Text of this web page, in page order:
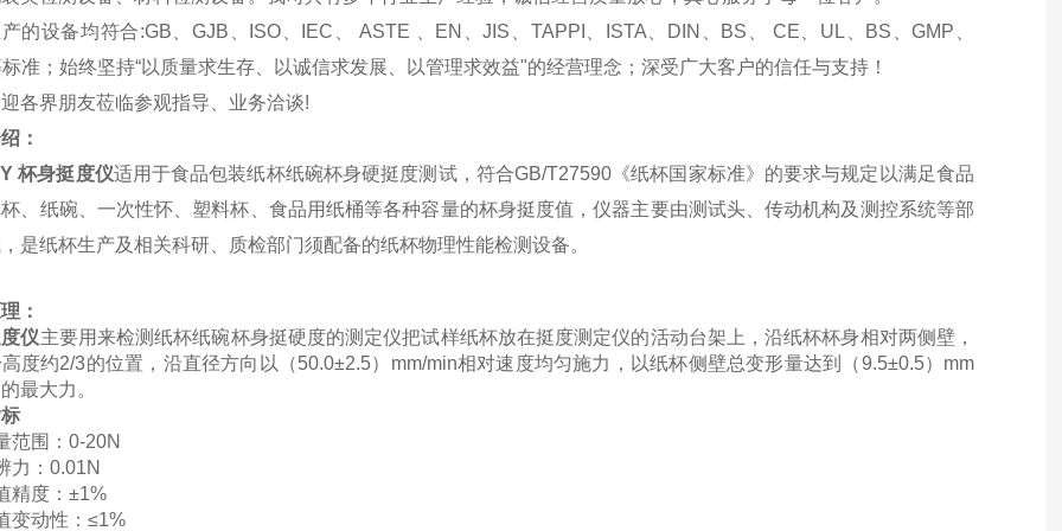
的设备均符合:GB、GJB、ISO、IEC、 ASTE 、EN、JIS、TAPPI、ISTA、DIN、BS、 CE、UL、BS、GMP、
准；始终坚持“以质量求生存、以诚信求发展、以管理求效益"的经营理念；深受广大客户的信任与支持！
各界朋友莅临参观指导、业务洽谈!
：
杯身挺度仪适用于食品包装纸杯纸碗杯身硬挺度测试，符合GB/T27590《纸杯国家标准》的要求与规定以满足食品
、纸碗、一次性怀、塑料杯、食品用纸桶等各种容量的杯身挺度值，仪器主要由测试头、传动机构及测控系统等部
是纸杯生产及相关科研、质检部门须配备的纸杯物理性能检测设备。
：
仪主要用来检测纸杯纸碗杯身挺硬度的测定仪把试样纸杯放在挺度测定仪的活动台架上，沿纸杯杯身相对两侧壁，
度约2/3的位置，沿直径方向以（50.0±2.5）mm/min相对速度均匀施力，以纸杯侧壁总变形量达到（9.5±0.5）mm
最大力。
范围：0-20N
力：0.01N
精度：±1%
变动性：≤1%